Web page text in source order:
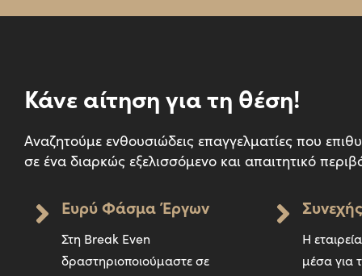
Κάνε αίτηση για τη θέση!
Αναζητούμε ενθουσιώδεις επαγγελματίες που
σε ένα διαρκώς εξελισσόμενο και απαιτητικό
Ευρύ Φάσμα Έργων
Στη Break Even
δραστηριοποιούμαστε σε
Η
μέσα για